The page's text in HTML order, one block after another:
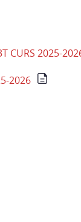
CURS 2025-
2026